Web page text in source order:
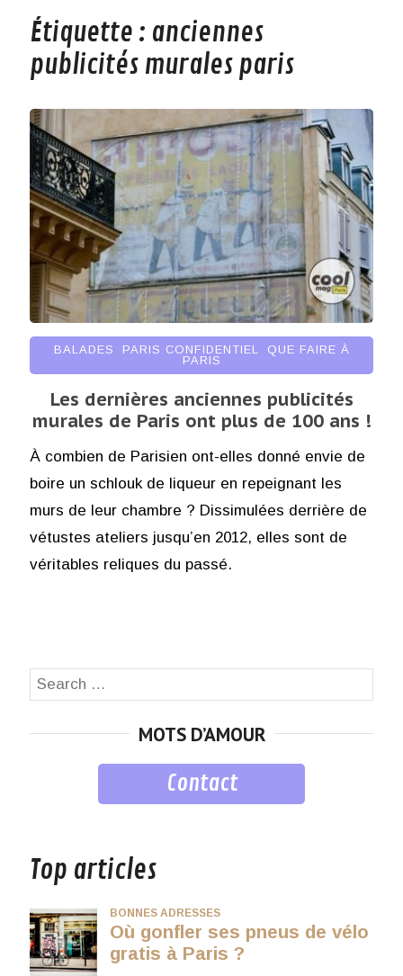
Étiquette : anciennes
publicités murales paris
BALADES PARIS CONFIDENTIEL
QUE FAIRE À
PARIS
Les dernières anciennes publicités
murales de Paris ont plus de 100 ans !
À combien de Parisien ont-elles donné envie de
boire un schlouk de liqueur en repeignant les
murs de leur chambre ? Dissimulées derrière de
vétustes ateliers jusqu’en 2012, elles sont de
véritables reliques du passé.
Search
MOTS D’AMOUR
Contact
Top articles